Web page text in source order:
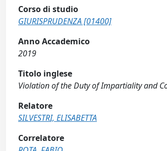
Corso di studio
GIURISPRUDENZA [01400]
Anno Accademico
2019
Titolo inglese
Violation of the Duty of Impartiality and
Relatore
SILVESTRI, ELISABETTA
Correlatore